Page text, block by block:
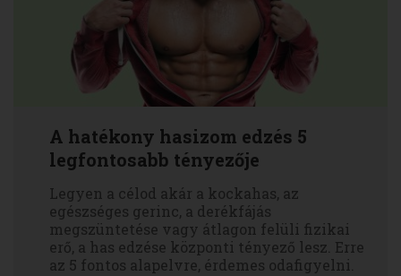
A hatékony hasizom edzés 5
legfontosabb tényezője
Legyen a célod akár a kockahas, az
egészséges gerinc, a derékfájás
megszüntetése vagy átlagon felüli fizikai
erő, a has edzése központi tényező lesz. Erre
az 5 fontos alapelvre, érdemes odafigyelni.